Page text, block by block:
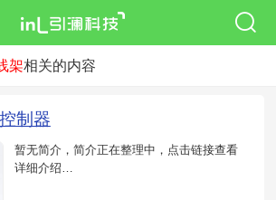
架相关的内容
制器
暂无简介，简介正在整理中，点击链接查看
详细介绍…